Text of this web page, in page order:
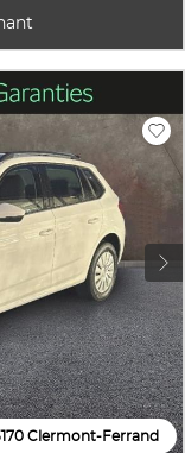
Clermont-Ferrand